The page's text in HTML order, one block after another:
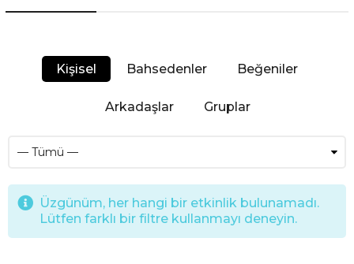
Kişisel Bahsedenler Beğeniler
Arkadaşlar Gruplar
Üzgünüm, her hangi bir etkinlik bulunamadı.
Lütfen farklı bir filtre kullanmayı deneyin.